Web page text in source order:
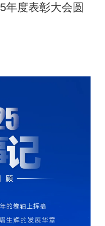
年度表彰大会圆